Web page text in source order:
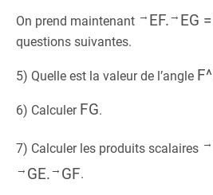
On prend maintenant → EF.→ EG
questions suivantes.
5) Quelle est la valeur de l’angle
6) Calculer FG.
7) Calculer les produits scalaires →
→ GE.→ GF.